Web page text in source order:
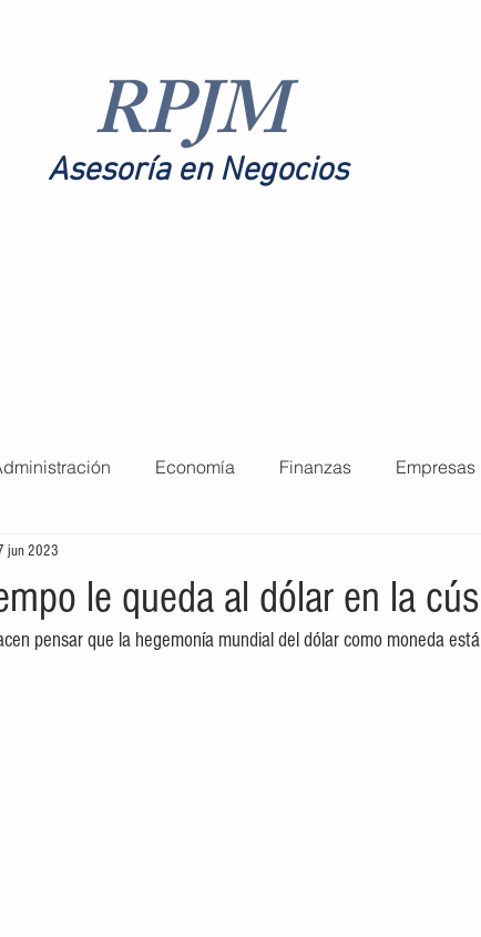
RPJM
Asesoría en Negocios
Economía Finanzas Empresas
Laboral
internet Redes sociales Pintura
le queda al dólar en la
jun 2023
pensar que la hegemonía mundial del dólar como moneda